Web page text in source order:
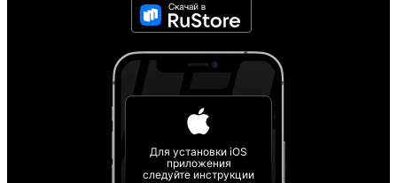
Для установки iOS
приложения
следуйте инструкции